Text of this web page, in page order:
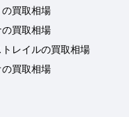
の買取相場
の買取相場
トレイルの買取相場
買取相場